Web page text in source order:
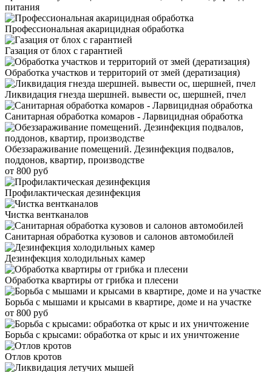
питания
Профессиональная акарицидная обработка
Газация от блох с гарантией
Обработка участков и территорий от змей (дератизация)
Ликвидация гнезда шершней. вывести ос, шершней, пчел
Санитарная обработка комаров - Ларвицидная обработка
Обеззараживание помещений. Дезинфекция подвалов,
поддонов, квартир, производстве
от 800 руб
Профилактическая дезинфекция
Чистка вентканалов
Санитарная обработка кузовов и салонов автомобилей
Дезинфекция холодильных камер
Обработка квартиры от грибка и плесени
Борьба с мышами и крысами в квартире, доме и на участке
от 800 руб
Борьба с крысами: обработка от крыс и их уничтожение
Отлов кротов